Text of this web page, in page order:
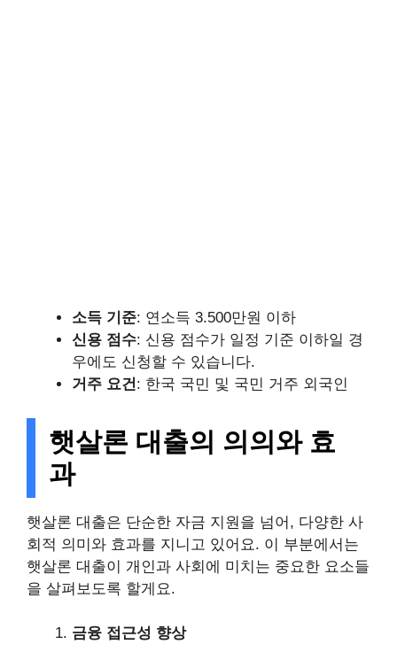
소득 기준: 연소득 3.500만원 이하
신용 점수: 신용 점수가 일정 기준 이하일 경
우에도 신청할 수 있습니다.
거주 요건: 한국 국민 및 국민 거주 외국인
햇살론 대출의 의의와 효
과
햇살론 대출은 단순한 자금 지원을 넘어, 다양한 사
회적 의미와 효과를 지니고 있어요. 이 부분에서는
햇살론 대출이 개인과 사회에 미치는 중요한 요소들
을 살펴보도록 할게요.
금융 접근성 향상